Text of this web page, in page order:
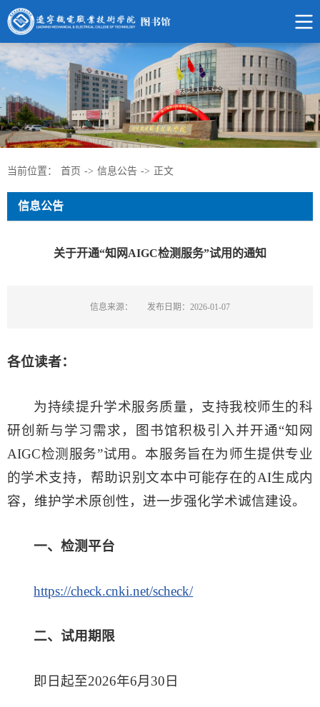
当前位置： 首页 -> 信息公告 -> 正文
信息公告
关于开通“知网AIGC检测服务”试用的通知
信息来源： 发布日期：2026-01-07
各位读者：
为持续提升学术服务质量，支持我校师生的科
研创新与学习需求，图书馆积极引入并开通“知网
AIGC检测服务”试用。本服务旨在为师生提供专业
的学术支持，帮助识别文本中可能存在的AI生成内
容，维护学术原创性，进一步强化学术诚信建设。
一、检测平台
https://check.cnki.net/scheck/
二、试用期限
即日起至2026年6月30日